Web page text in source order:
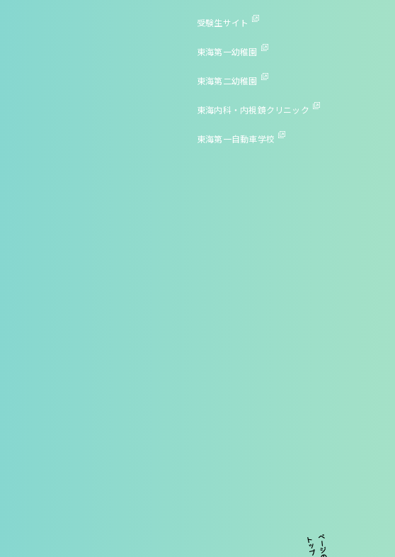
受験生サイト
東海第一幼稚園
東海第二幼稚園
東海内科・内視鏡クリニック
東海第一自動車学校